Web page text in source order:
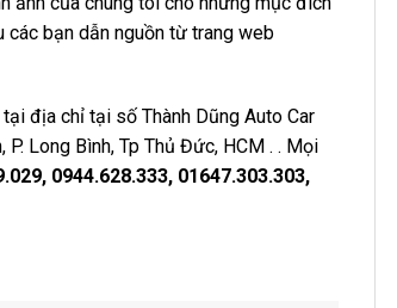
các bạn dẫn nguồn từ trang web
địa chỉ tại số Thành Dũng Auto Car
Long Bình, Tp Thủ Đức, HCM . . Mọi
0944.628.333, 01647.303.303,